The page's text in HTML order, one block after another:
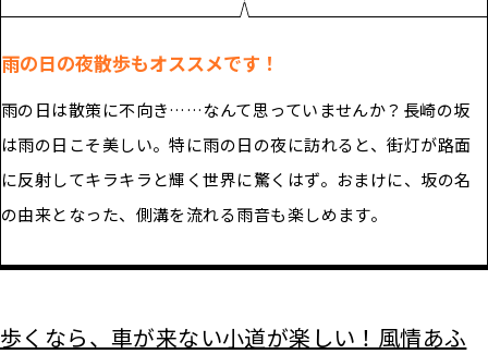
雨の日の夜散歩もオススメです！
雨の日は散策に不向き……なんて思っていませんか？長崎の坂
は雨の日こそ美しい。特に雨の日の夜に訪れると、街灯が路面
に反射してキラキラと輝く世界に驚くはず。おまけに、坂の名
の由来となった、側溝を流れる雨音も楽しめます。
歩くなら、車が来ない小道が楽しい！風情あふ